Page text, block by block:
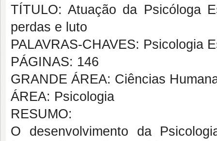
TÍTULO: Atuação da Psicóloga
perdas e luto
PALAVRAS-CHAVES: Psicologia
PÁGINAS: 146
GRANDE ÁREA: Ciências
ÁREA: Psicologia
RESUMO:
O desenvolvimento da